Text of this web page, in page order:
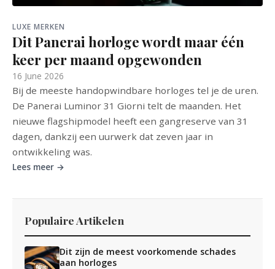
LUXE MERKEN
Dit Panerai horloge wordt maar één
keer per maand opgewonden
16 June 2026
Bij de meeste handopwindbare horloges tel je de uren.
De Panerai Luminor 31 Giorni telt de maanden. Het
nieuwe flagshipmodel heeft een gangreserve van 31
dagen, dankzij een uurwerk dat zeven jaar in
ontwikkeling was.
Lees meer →
Populaire Artikelen
Dit zijn de meest voorkomende schades
aan horloges